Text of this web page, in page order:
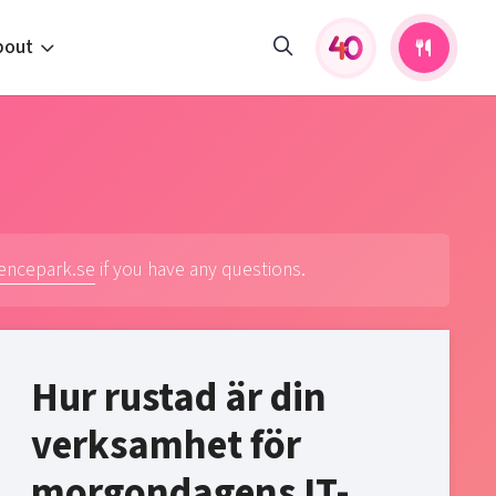
if you have any questions.
Hur rustad är din
verksamhet för